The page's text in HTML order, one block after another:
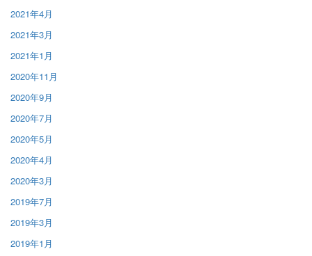
2021年4月
2021年3月
2021年1月
2020年11月
2020年9月
2020年7月
2020年5月
2020年4月
2020年3月
2019年7月
2019年3月
2019年1月